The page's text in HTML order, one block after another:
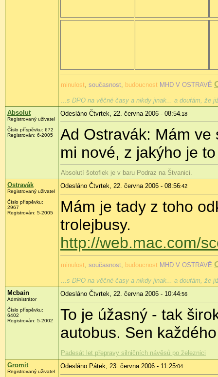
minulost současnost budoucnost MHD V OSTRAVĚ
...s DPO na věčné časy a nikdy jinak... a doufám, že
Absolut
Registrovaný uživatel
Číslo příspěvku: 672
Registrován: 6-2005
Odesláno Čtvrtek, 22. června 2006 - 08:54:18
Ad Ostravák: Mám
mi nové, z jakýho je
Absolutí šotoflek je v baru Podraz na Štvanici.
Ostravák
Registrovaný uživatel
Číslo příspěvku:
2967
Registrován: 5-2005
Odesláno Čtvrtek, 22. června 2006 - 08:56:42
Mám je tady z toho
trolejbusy.
http://web.mac.com/
minulost současnost budoucnost MHD V OSTRAVĚ
...s DPO na věčné časy a nikdy jinak... a doufám, že
Mcbain
Administrátor
Číslo příspěvku:
6402
Registrován: 5-2002
Odesláno Čtvrtek, 22. června 2006 - 10:44:56
To je úžasný - tak
autobus. Sen
Padesát let přepravy silničních návěsů po železnici
Gromit
Registrovaný uživatel
Odesláno Pátek, 23. června 2006 - 11:25:04